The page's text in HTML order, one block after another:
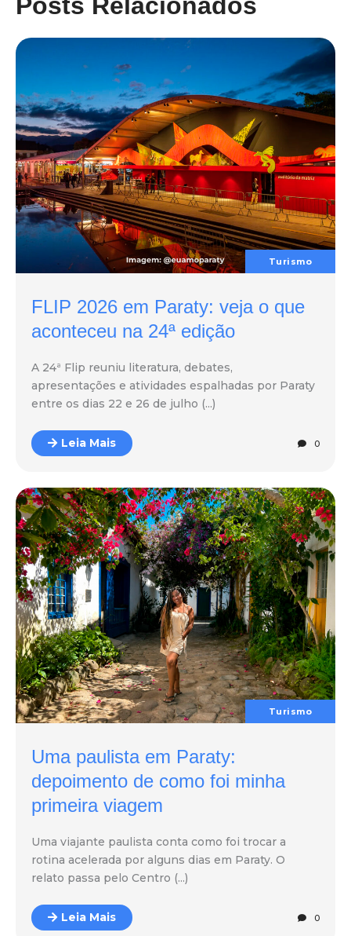
Turismo
FLIP 2026 em Paraty: veja o que
aconteceu na 24ª edição
A 24ª Flip reuniu literatura, debates,
apresentações e atividades espalhadas por Paraty
entre os dias 22 e 26 de julho (...)
Leia Mais 0
Turismo
Uma paulista em Paraty:
depoimento de como foi minha
primeira viagem
Uma viajante paulista conta como foi trocar a
rotina acelerada por alguns dias em Paraty. O
relato passa pelo Centro (...)
Leia Mais 0